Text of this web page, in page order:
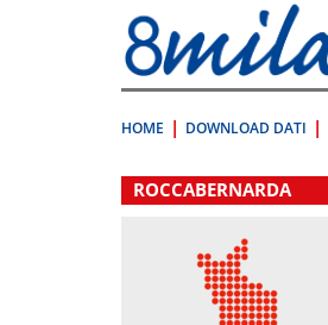
direttamente
a:
Contenuto
HOME DOWNLOAD DATI
.
ROCCABERNARDA